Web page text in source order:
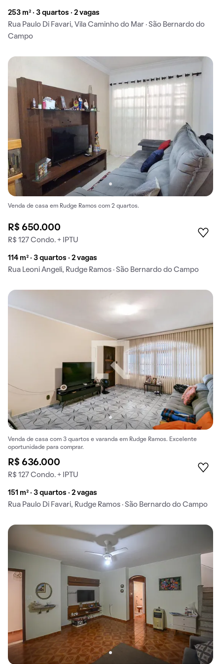
253 m² · 3 quartos · 2 vagas
Rua Paulo Di Favari, Vila Caminho do Mar · São Bernardo do
Campo
Venda de casa em Rudge Ramos com 2 quartos.
R$ 650.000
R$ 127 Condo. + IPTU
114 m² · 3 quartos · 2 vagas
Rua Leoni Angeli, Rudge Ramos · São Bernardo do Campo
Venda de casa com 3 quartos e varanda em Rudge Ramos. Excelente
oportunidade para comprar.
R$ 636.000
R$ 127 Condo. + IPTU
151 m² · 3 quartos · 2 vagas
Rua Paulo Di Favari, Rudge Ramos · São Bernardo do Campo